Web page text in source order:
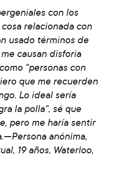
con los
relacionada con
usado términos de
causan disforia
"personas con
que me recuerden
Lo ideal sería
la polla", sé que
pero me haría sentir
anónima,
19 años, Waterloo,